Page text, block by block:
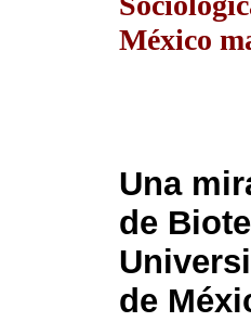
México
Una
de
de